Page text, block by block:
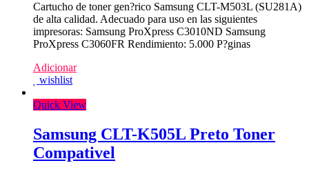
Cartucho de toner gen?rico Samsung CLT-M503L (SU281A)
de alta calidad. Adecuado para uso en las siguientes
impresoras: Samsung ProXpress C3010ND Samsung
ProXpress C3060FR Rendimiento: 5.000 P?ginas
Adicionar
wishlist
Quick View
Samsung CLT-K505L Preto Toner
Compativel